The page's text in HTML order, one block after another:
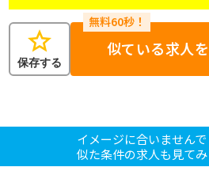
star
保存する
似ている求人
イメージに合いませんで
似た条件の求人も見て